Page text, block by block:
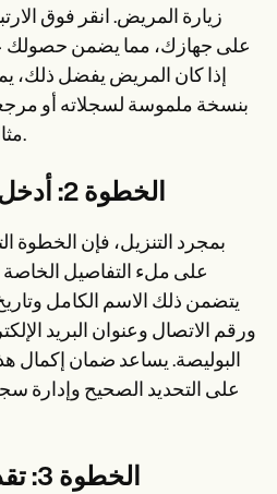
زيارة المريض. انقر فوق
على جهازك، مما يضمن حصولك
إذا كان المريض يفضل ذلك،
بنسخة ملموسة لسجلاته أو
مثال موجز لما بعد الزيارة لك.
الخطوة 2: أدخل معلومات المريض
بمجرد التنزيل، فإن الخطوة
على ملء التفاصيل
يتضمن ذلك الاسم الكامل
ورقم الاتصال وعنوان البريد
البوليصة. يساعد ضمان إكمال
على التحديد الصحيح وإدارة
الخطوة 3: تقديم تفاصيل الزيارة